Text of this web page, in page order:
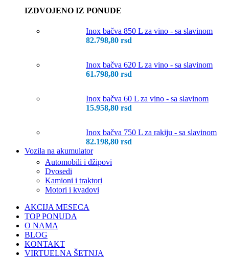
IZDVOJENO IZ PONUDE
Inox bačva 850 L za vino - sa slavinom
82.798,80 rsd
Inox bačva 620 L za vino - sa slavinom
61.798,80 rsd
Inox bačva 60 L za vino - sa slavinom
15.958,80 rsd
Inox bačva 750 L za rakiju - sa slavinom
82.198,80 rsd
Vozila na akumulator
Automobili i džipovi
Dvosedi
Kamioni i traktori
Motori i kvadovi
AKCIJA MESECA
TOP PONUDA
O NAMA
BLOG
KONTAKT
VIRTUELNA ŠETNJA